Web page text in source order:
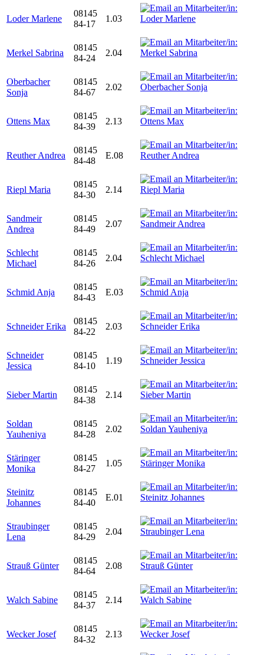
Loder Marlene
08145
84-17
1.03
Merkel Sabrina
08145
84-24
2.04
Oberbacher
Sonja
08145
84-67
2.02
Ottens Max
08145
84-39
2.13
Reuther Andrea
08145
84-48
E.08
Riepl Maria
08145
84-30
2.14
Sandmeir
Andrea
08145
84-49
2.07
Schlecht
Michael
08145
84-26
2.04
Schmid Anja
08145
84-43
E.03
Schneider Erika
08145
84-22
2.03
Schneider
Jessica
08145
84-10
1.19
Sieber Martin
08145
84-38
2.14
Soldan
Yauheniya
08145
84-28
2.02
Stäringer
Monika
08145
84-27
1.05
Steinitz
Johannes
08145
84-40
E.01
Straubinger
Lena
08145
84-29
2.04
Strauß Günter
08145
84-64
2.08
Walch Sabine
08145
84-37
2.14
Wecker Josef
08145
84-32
2.13